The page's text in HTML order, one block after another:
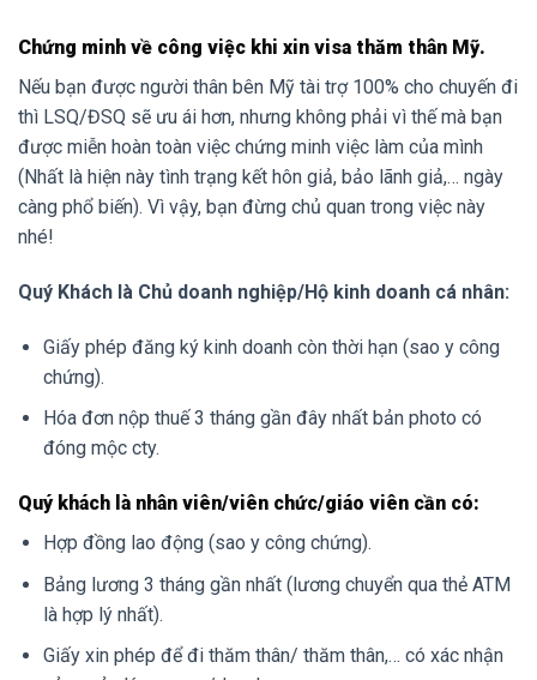
Chứng minh về công việc khi xin visa thăm thân Mỹ.
Nếu bạn được người thân bên Mỹ tài trợ 100% cho chuyến đi
thì LSQ/ĐSQ sẽ ưu ái hơn, nhưng không phải vì thế mà bạn
được miễn hoàn toàn việc chứng minh việc làm của mình
(Nhất là hiện này tình trạng kết hôn giả, bảo lãnh giả,… ngày
càng phổ biến). Vì vậy, bạn đừng chủ quan trong việc này
nhé!
Quý Khách là Chủ doanh nghiệp/Hộ kinh doanh cá nhân:
Giấy phép đăng ký kinh doanh còn thời hạn (sao y công
chứng).
Hóa đơn nộp thuế 3 tháng gần đây nhất bản photo có
đóng mộc cty.
Quý khách là nhân viên/viên chức/giáo viên cần có:
Hợp đồng lao động (sao y công chứng).
Bảng lương 3 tháng gần nhất (lương chuyển qua thẻ ATM
là hợp lý nhất).
Giấy xin phép để đi thăm thân/ thăm thân,… có xác nhận